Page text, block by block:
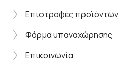
Επιστροφές προϊόντων
Φόρμα υπαναχώρησης
Επικοινωνία